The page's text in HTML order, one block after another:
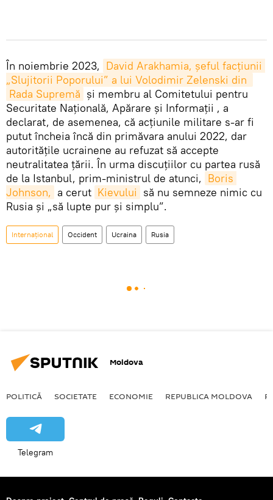
În noiembrie 2023, David Arakhamia, șeful facțiunii
Rada Supremă și membru al Comitetului pentru
Securitate Națională, Apărare și Informații , a
declarat, de asemenea, că acțiunile militare s-ar fi
putut încheia încă din primăvara anului 2022, dar
autoritățile ucrainene au refuzat să accepte
neutralitatea țării. În urma discuțiilor cu partea rusă
de la Istanbul, prim-ministrul de atunci, Boris
Johnson, a cerut Kievului să nu semneze nimic cu
Rusia și „să lupte pur și simplu”.
Internațional Occident Ucraina Rusia
Moldova
POLITICĂ SOCIETATE ECONOMIE REPUBLICA MOLDOVA
Telegram